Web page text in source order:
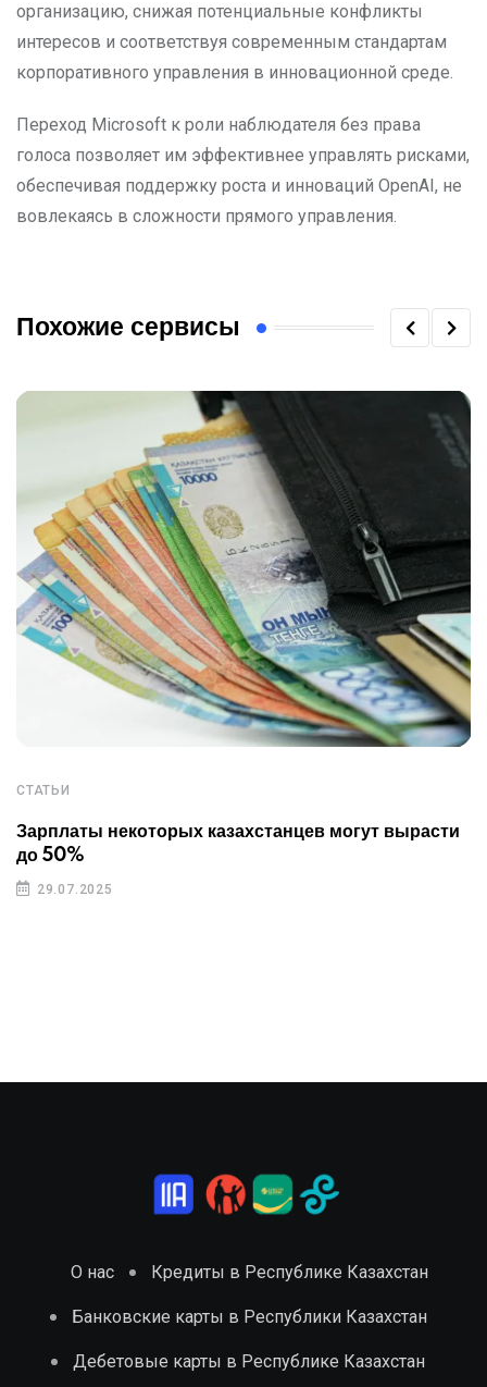
организацию, снижая потенциальные конфликты
интересов и соответствуя современным стандартам
корпоративного управления в инновационной среде.
Переход Microsoft к роли наблюдателя без права
голоса позволяет им эффективнее управлять рисками,
обеспечивая поддержку роста и инноваций OpenAI, не
вовлекаясь в сложности прямого управления.
Похожие сервисы
СТАТЬИ
Зарплаты некоторых казахстанцев могут вырасти
до 50%
29.07.2025
О нас Кредиты в Республике Казахстан
Банковские карты в Республики Казахстан
Дебетовые карты в Республике Казахстан